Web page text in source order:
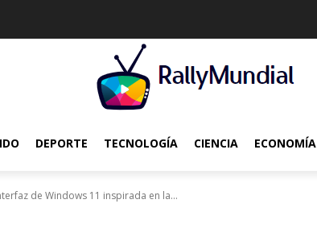
DEPORTE TECNOLOGÍA CIENCIA ECONOMÍA
de Windows 11 inspirada en la...